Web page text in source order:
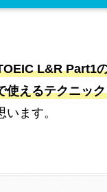
L&R Part1
使えるテクニック
ます。